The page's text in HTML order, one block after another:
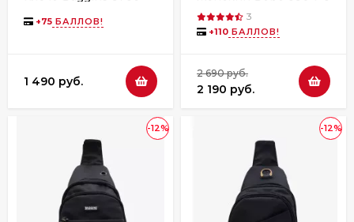
+75 БАЛЛОВ!
1 490 руб.
3
+110 БАЛЛОВ!
2 690 руб.
2 190 руб.
-12% -12%